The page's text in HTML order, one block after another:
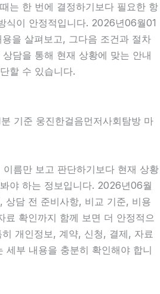
는 한 번에 결정하기보다 필요한 항
식이 안정적입니다. 2026년06월01
을 살펴보고, 그다음 조건과 절차
담을 통해 현재 상황에 맞는 안내
할 수 있습니다.
기준 웅진한걸음먼저사회탐방 마
름만 보고 판단하기보다 현재 상황
야 하는 정보입니다. 2026년06월
상담 전 준비사항, 비교 기준, 비용
료 확인까지 함께 보면 더 안정적으
개인정보, 계약, 신청, 결제, 자료
세부 내용을 충분히 확인해야 합니